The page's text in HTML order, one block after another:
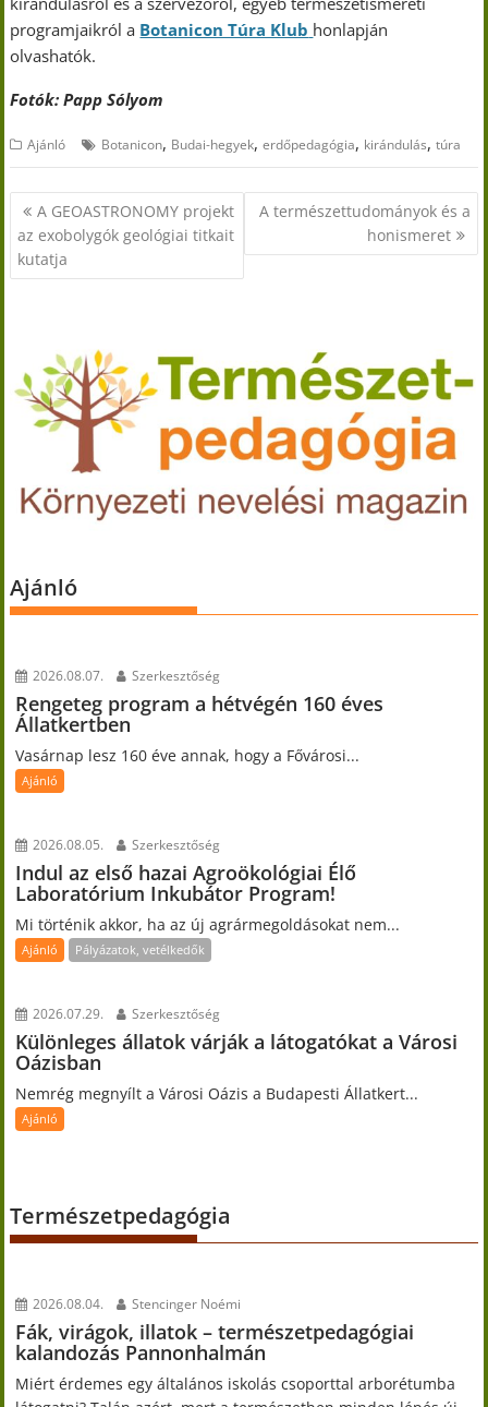
programjaikról a Botanicon Túra Klub honlapján
olvashatók.
Fotók: Papp Sólyom
Ajánló Botanicon, Budai-hegyek,erdőpedagógia, kirándulás,túra
Bejegyzés
navigáció
A GEOASTRONOMY projekt
az exobolygók geológiai titkait
kutatja
A természettudományok és a
honismeret
Ajánló
2026.08.07. Szerkesztőség
Rengeteg program a hétvégén 160 éves
Állatkertben
Vasárnap lesz 160 éve annak, hogy a Fővárosi...
Ajánló
2026.08.05. Szerkesztőség
Indul az első hazai Agroökológiai Élő
Laboratórium Inkubátor Program!
Mi történik akkor, ha az új agrármegoldásokat nem...
Ajánló Pályázatok, vetélkedők
2026.07.29. Szerkesztőség
Különleges állatok várják a látogatókat a Városi
Oázisban
Nemrég megnyílt a Városi Oázis a Budapesti Állatkert...
Ajánló
Természetpedagógia
2026.08.04. Stencinger Noémi
Fák, virágok, illatok – természetpedagógiai
kalandozás Pannonhalmán
Miért érdemes egy általános iskolás csoporttal arborétumba